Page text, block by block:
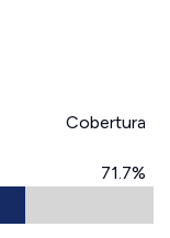
Cobertura
71.7%